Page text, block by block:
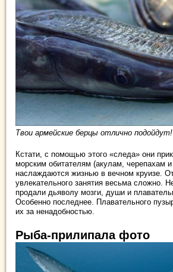
Твои армейские берцы отлично подойдут!
Кстати, с помощью этого «следа» они
морским обитателям (акулам, черепахам
наслаждаются жизнью в вечном круизе.
увлекательного занятия весьма сложно.
продали дьяволу мозги, души и
Особенно последнее. Плавательного
их за ненадобностью.
Рыба-прилипала фото